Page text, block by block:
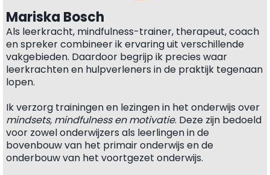
Mariska Bosch
Als leerkracht, mindfulness-trainer, therapeut, coach
en spreker combineer ik ervaring uit verschillende
vakgebieden. Daardoor begrijp ik precies waar
leerkrachten en hulpverleners in de praktijk tegenaan
lopen.
Ik verzorg trainingen en lezingen in het onderwijs over
mindsets, mindfulness en motivatie. Deze zijn bedoeld
voor zowel onderwijzers als leerlingen in de
bovenbouw van het primair onderwijs en de
onderbouw van het voortgezet onderwijs.